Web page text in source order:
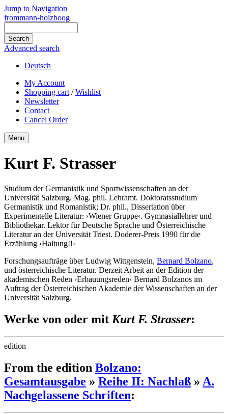
Jump to Navigation
frommann-holzboog
Advanced search
Deutsch
My Account
Shopping cart /Wishlist
Newsletter
Contact
Cancel Order
Menu
Kurt F. Strasser
Studium der Germanistik und Sportwissenschaften an der
Universität Salzburg. Mag. phil. Lehramt. Doktoratsstudium
Germanistik und Romanistik; Dr. phil., Dissertation über
Experimentelle Literatur: ›Wiener Gruppe‹. Gymnasiallehrer und
Bibliothekar. Lektor für Deutsche Sprache und Österreichische
Literatur an der Universität Triest. Doderer-Preis 1990 für die
Erzählung ›Haltung!!‹
Forschungsaufträge über Ludwig Wittgenstein, Bernard Bolzano,
und österreichische Literatur. Derzeit Arbeit an der Edition der
akademischen Reden ›Erbauungsreden‹ Bernard Bolzanos im
Auftrag der Österreichischen Akademie der Wissenschaften an der
Universität Salzburg.
Werke von oder mit Kurt F. Strasser:
edition
From the edition Bolzano:
Gesamtausgabe » Reihe II: Nachlaß » A.
Nachgelassene Schriften: